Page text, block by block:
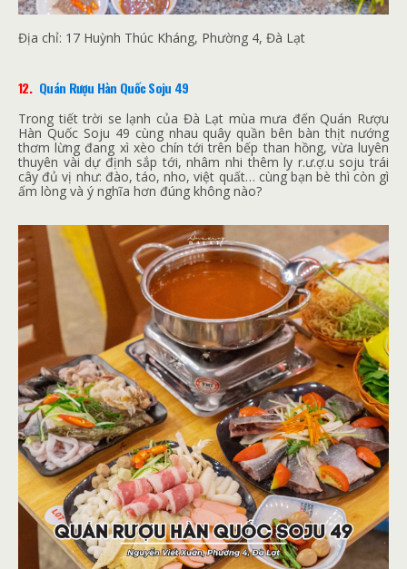
Địa chỉ: 17 Huỳnh Thúc Kháng, Phường 4, Đà Lạt
12. Quán Rượu Hàn Quốc Soju 49
Trong tiết trời se lạnh của Đà Lạt mùa mưa đến Quán Rượu
Hàn Quốc Soju 49 cùng nhau quây quần bên bàn thịt nướng
thơm lừng đang xì xèo chín tới trên bếp than hồng, vừa luyên
thuyên vài dự định sắp tới, nhâm nhi thêm ly r.ư.ợ.u soju trái
cây đủ vị như: đào, táo, nho, việt quất… cùng bạn bè thì còn gì
ấm lòng và ý nghĩa hơn đúng không nào?